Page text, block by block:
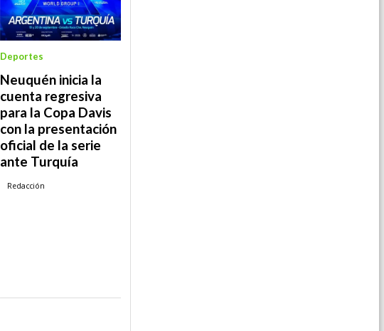
Neuquén inicia la
cuenta regresiva
para la Copa Davis
con la presentación
oficial de la serie
ante Turquía
Redacción
Deportes